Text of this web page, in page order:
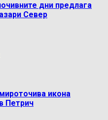
дни предлага
Север
икона
Петрич